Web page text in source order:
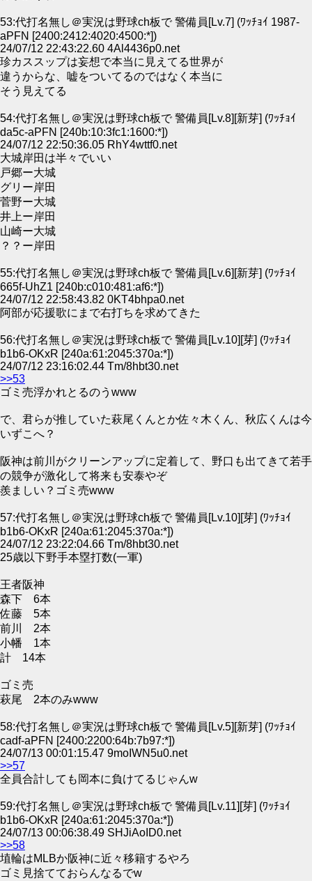
53:代打名無し＠実況は野球ch板で 警備員[Lv.7] (ﾜｯﾁｮｲ 1987-
aPFN [2400:2412:4020:4500:*])
24/07/12 22:43:22.60 4Al4436p0.net
珍カススップは妄想で本当に見えてる世界が
違うからな、嘘をついてるのではなく本当に
そう見えてる
54:代打名無し＠実況は野球ch板で 警備員[Lv.8][新芽] (ﾜｯﾁｮｲ
da5c-aPFN [240b:10:3fc1:1600:*])
24/07/12 22:50:36.05 RhY4wttf0.net
大城岸田は半々でいい
戸郷ー大城
グリー岸田
菅野ー大城
井上ー岸田
山崎ー大城
？？ー岸田
55:代打名無し＠実況は野球ch板で 警備員[Lv.6][新芽] (ﾜｯﾁｮｲ
665f-UhZ1 [240b:c010:481:af6:*])
24/07/12 22:58:43.82 0KT4bhpa0.net
阿部が応援歌にまで右打ちを求めてきた
56:代打名無し＠実況は野球ch板で 警備員[Lv.10][芽] (ﾜｯﾁｮｲ
b1b6-OKxR [240a:61:2045:370a:*])
24/07/12 23:16:02.44 Tm/8hbt30.net
>>53
ゴミ売浮かれとるのうwww
で、君らが推していた萩尾くんとか佐々木くん、秋広くんは今
いずこへ？
阪神は前川がクリーンアップに定着して、野口も出てきて若手
の競争が激化して将来も安泰やぞ
羨ましい？ゴミ売www
57:代打名無し＠実況は野球ch板で 警備員[Lv.10][芽] (ﾜｯﾁｮｲ
b1b6-OKxR [240a:61:2045:370a:*])
24/07/12 23:22:04.66 Tm/8hbt30.net
25歳以下野手本塁打数(一軍)
王者阪神
森下 6本
佐藤 5本
前川 2本
小幡 1本
計 14本
ゴミ売
萩尾 2本のみwww
58:代打名無し＠実況は野球ch板で 警備員[Lv.5][新芽] (ﾜｯﾁｮｲ
cadf-aPFN [2400:2200:64b:7b97:*])
24/07/13 00:01:15.47 9moIWN5u0.net
>>57
全員合計しても岡本に負けてるじゃんw
59:代打名無し＠実況は野球ch板で 警備員[Lv.11][芽] (ﾜｯﾁｮｲ
b1b6-OKxR [240a:61:2045:370a:*])
24/07/13 00:06:38.49 SHJiAoID0.net
>>58
埴輪はMLBか阪神に近々移籍するやろ
ゴミ見捨てておらんなるでw